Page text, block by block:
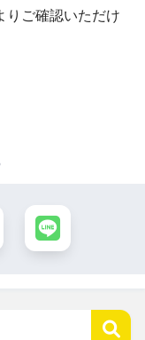
りご確認いただけ